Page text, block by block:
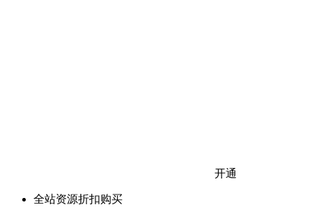
开通
全站资源折扣购买